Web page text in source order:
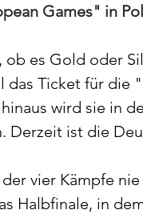
Games" in
ob es Gold oder
das Ticket für die
wird sie in
Derzeit ist die
vier Kämpfe
Halbfinale, in